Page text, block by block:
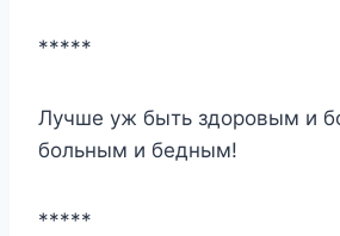
*****
Лучше уж быть здоровым и
больным и бедным!
*****